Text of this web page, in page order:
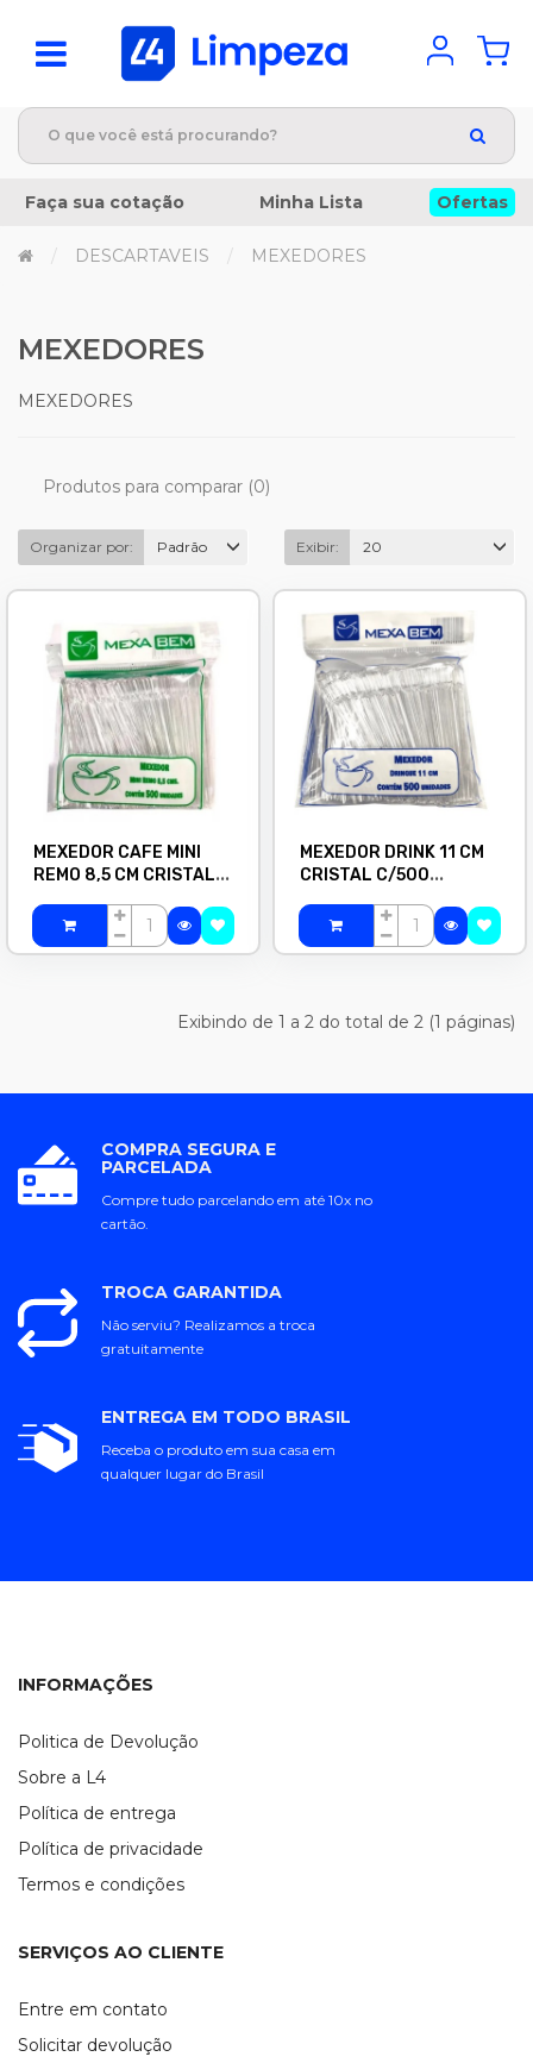
Faça sua cotação Minha Lista Ofertas
DESCARTAVEIS MEXEDORES
MEXEDORES
MEXEDORES
Produtos para comparar (0)
Organizar por: Padrão Exibir: 20
MEXEDOR CAFE MINI
REMO 8,5 CM CRISTAL
MEXEDOR DRINK 11 CM
CRISTAL C/500
Exibindo de 1 a 2 do total de 2 (1 páginas)
COMPRA SEGURA E
PARCELADA
Compre tudo parcelando em até 10x no
cartão.
TROCA GARANTIDA
Não serviu? Realizamos a troca
gratuitamente
ENTREGA EM TODO BRASIL
Receba o produto em sua casa em
qualquer lugar do Brasil
INFORMAÇÕES
Politica de Devolução
Sobre a L4
Política de entrega
Política de privacidade
Termos e condições
SERVIÇOS AO CLIENTE
Entre em contato
Solicitar devolução